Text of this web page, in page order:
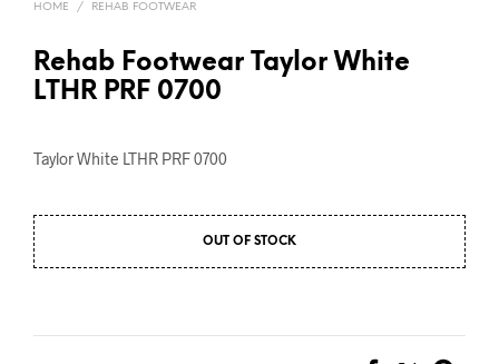
HOME / REHAB FOOTWEAR
Rehab Footwear Taylor White
LTHR PRF 0700
Taylor White LTHR PRF 0700
OUT OF STOCK